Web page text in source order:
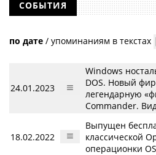
СОБЫТИЯ
по дате / упоминаниям в текстах
24.01.2023
Windows
DOS. Новый
легендарную
Commander.
18.02.2022
Выпущен
классической
операционки